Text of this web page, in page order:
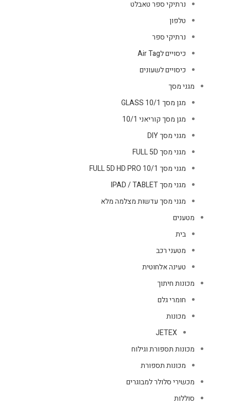
נרתיקי ספר טאבלט
טלפון
נרתיקי ספר
כיסויים לAir Tag
כיסויים לשעונים
מגני מסך
מגן מסך GLASS 10/1
מגן מסך קוריאני 10/1
מגני מסך DIY
מגני מסך FULL 5D
מגני מסך FULL 5D HD PRO 10/1
מגני מסך IPAD / TABLET
מגני מסך עדשות מצלמה מלא
מטענים
בית
מטעני רכב
טעינה אלחוטית
מכונות חיתוך
חומרי גלם
מכונות
JETEX
מכונות תספורת וגילוח
מכונות תספורת
מכשירי סלולר למבוגרים
סוללות